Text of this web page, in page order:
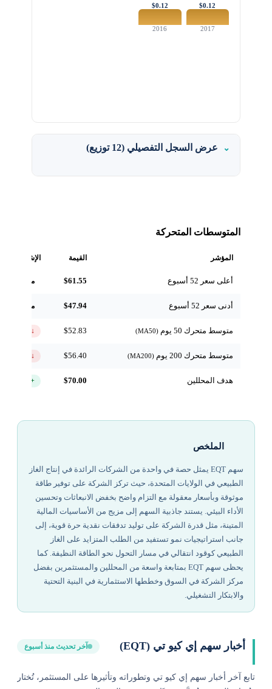
$0.12
2017
$0.12
2016
عرض السجل التفصيلي (12 توزيع)
المتوسطات المتحركة
المؤشر القيمة الإشارة
أعلى سعر 52 أسبوع $61.55 مرجعي
أدنى سعر 52 أسبوع $47.94 مرجعي
متوسط متحرك 50 يوم $52.83 ↓ تحت
متوسط متحرك 200 يوم $56.40 ↓ تحت
هدف المحللين $70.00
+35.7%
الملخص
سهم EQT يمثل حصة في واحدة من الشركات الرائدة في إنتاج الغاز
الطبيعي في الولايات المتحدة، حيث تركز الشركة على توفير طاقة
موثوقة وبأسعار معقولة مع التزام واضح بخفض الانبعاثات وتحسين
الأداء البيئي. يستند جاذبية السهم إلى مزيج من الأساسيات المالية
المتينة، مثل قدرة الشركة على توليد تدفقات نقدية حرة قوية، إلى
جانب استراتيجيات نمو تستفيد من الطلب المتزايد على الغاز
الطبيعي كوقود انتقالي في مسار التحول نحو الطاقة النظيفة. كما
يحظى سهم EQT بمتابعة واسعة من المحللين والمستثمرين بفضل
مركز الشركة في السوق وخططها الاستثمارية في البنية التحتية
والابتكار التشغيلي.
أخبار سهم إي كيو تي (EQT) آخر تحديث منذ أسبوع
تابع آخر أخبار سهم إي كيو تي وتطوراته وتأثيرها على المستثمر، تُختار